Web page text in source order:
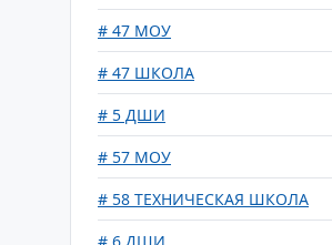
# 47 МОУ
# 47 ШКОЛА
# 5 ДШИ
# 57 МОУ
# 58 ТЕХНИЧЕСКАЯ ШКОЛА